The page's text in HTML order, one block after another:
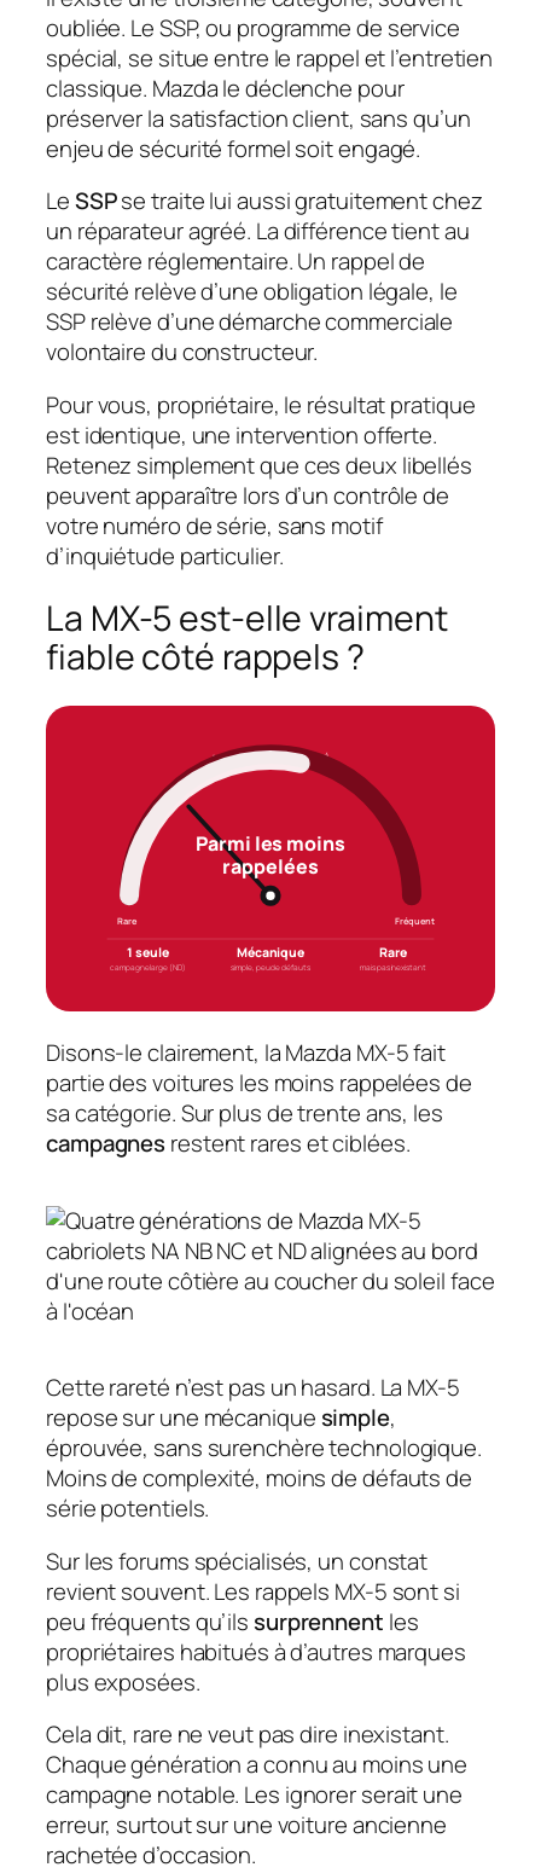
oubliée. Le SSP, ou programme de service
spécial, se situe entre le rappel et l’entretien
classique. Mazda le déclenche pour
préserver la satisfaction client, sans qu’un
enjeu de sécurité formel soit engagé.
LeSSPse traite lui aussi gratuitement chez
un réparateur agréé. La différence tient au
caractère réglementaire. Un rappel de
sécurité relève d’une obligation légale, le
SSP relève d’une démarche commerciale
volontaire du constructeur.
Pour vous, propriétaire, le résultat pratique
est identique, une intervention offerte.
Retenez simplement que ces deux libellés
peuvent apparaître lors d’un contrôle de
votre numéro de série, sans motif
d’inquiétude particulier.
La MX-5 est-elle vraiment
fiable côté rappels ?
LE VERDICT FIABILITÉ
Rare Fréquent
Parmi les moins
rappelées
1 seule
campagne large (ND)
Mécanique
simple, peu de défauts
Rare
mais pas inexistant
Disons-le clairement, la Mazda MX-5 fait
partie des voitures les moins rappelées de
sa catégorie. Sur plus de trente ans, les
campagnes restent rares et ciblées.
Cette rareté n’est pas un hasard. La MX-5
repose sur une mécaniquesimple,
éprouvée, sans surenchère technologique.
Moins de complexité, moins de défauts de
série potentiels.
Sur les forums spécialisés, un constat
revient souvent. Les rappels MX-5 sont si
peu fréquents qu’ilssurprennent les
propriétaires habitués à d’autres marques
plus exposées.
Cela dit, rare ne veut pas dire inexistant.
Chaque génération a connu au moins une
campagne notable. Les ignorer serait une
erreur, surtout sur une voiture ancienne
rachetée d’occasion.